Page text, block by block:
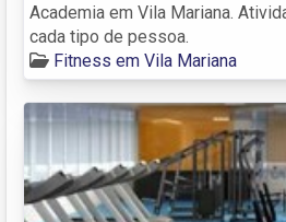
Academia em Vila Mariana.
cada tipo de pessoa.
Fitness em Vila Mariana